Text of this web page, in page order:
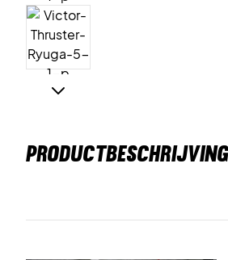
PRODUCTBESCHRIJVING